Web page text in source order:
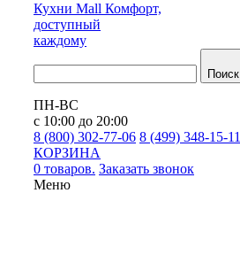
Кухни Mall Комфорт,
доступный
каждому
Поиск
ПН-ВС
с 10:00 до 20:00
8 (800) 302-77-06 8 (499) 348-15-11
КОРЗИНА
0 товаров. Заказать звонок
Меню